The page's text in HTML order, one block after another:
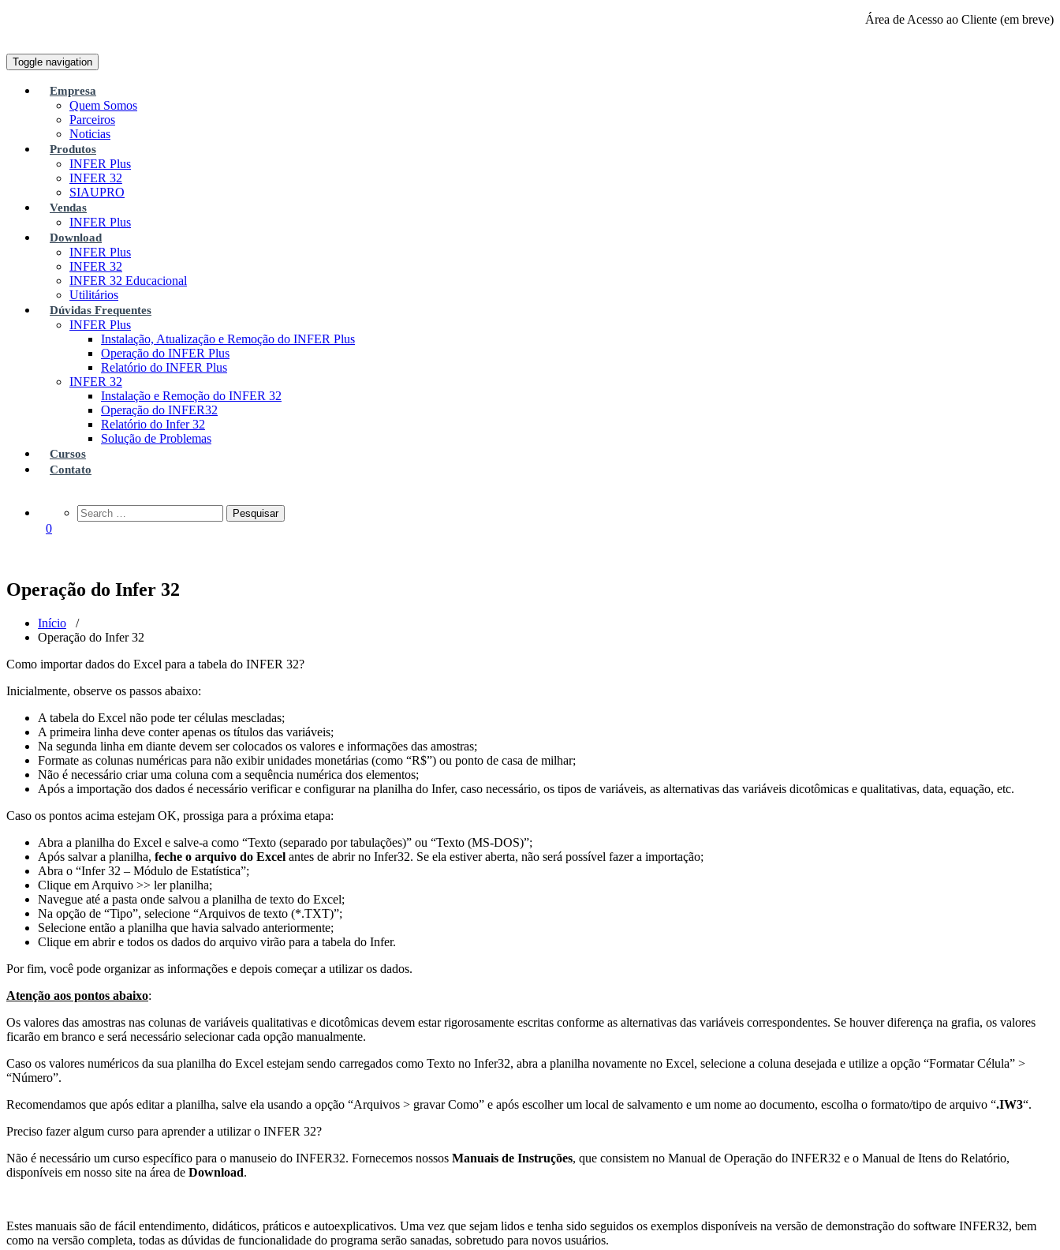
Área de Acesso ao Cliente (em breve)
Toggle navigation
Empresa
Quem Somos
Parceiros
Noticias
Produtos
INFER Plus
INFER 32
SIAUPRO
Vendas
INFER Plus
Download
INFER Plus
INFER 32
INFER 32 Educacional
Utilitários
Dúvidas Frequentes
INFER Plus
Instalação, Atualização e Remoção do INFER Plus
Operação do INFER Plus
Relatório do INFER Plus
INFER 32
Instalação e Remoção do INFER 32
Operação do INFER32
Relatório do Infer 32
Solução de Problemas
Cursos
Contato
0
Operação do Infer 32
Início /
Operação do Infer 32
Como importar dados do Excel para a tabela do INFER 32?
Inicialmente, observe os passos abaixo:
A tabela do Excel não pode ter células mescladas;
A primeira linha deve conter apenas os títulos das variáveis;
Na segunda linha em diante devem ser colocados os valores e informações das amostras;
Formate as colunas numéricas para não exibir unidades monetárias (como “R$”) ou ponto de casa de milhar;
Não é necessário criar uma coluna com a sequência numérica dos elementos;
Após a importação dos dados é necessário verificar e configurar na planilha do Infer, caso necessário, os tipos de variáveis, as alternativas das variáveis dicotômicas e qualitativas, data, equação, etc.
Caso os pontos acima estejam OK, prossiga para a próxima etapa:
Abra a planilha do Excel e salve-a como “Texto (separado por tabulações)” ou “Texto (MS-DOS)”;
Após salvar a planilha, feche o arquivo do Excel antes de abrir no Infer32. Se ela estiver aberta, não será possível fazer a importação;
Abra o “Infer 32 – Módulo de Estatística”;
Clique em Arquivo >> ler planilha;
Navegue até a pasta onde salvou a planilha de texto do Excel;
Na opção de “Tipo”, selecione “Arquivos de texto (*.TXT)”;
Selecione então a planilha que havia salvado anteriormente;
Clique em abrir e todos os dados do arquivo virão para a tabela do Infer.
Por fim, você pode organizar as informações e depois começar a utilizar os dados.
Atenção aos pontos abaixo:
Os valores das amostras nas colunas de variáveis qualitativas e dicotômicas devem estar rigorosamente escritas conforme as alternativas das variáveis correspondentes. Se houver diferença na grafia, os valores
ficarão em branco e será necessário selecionar cada opção manualmente.
Caso os valores numéricos da sua planilha do Excel estejam sendo carregados como Texto no Infer32, abra a planilha novamente no Excel, selecione a coluna desejada e utilize a opção “Formatar Célula” >
“Número”.
Recomendamos que após editar a planilha, salve ela usando a opção “Arquivos > gravar Como” e após escolher um local de salvamento e um nome ao documento, escolha o formato/tipo de arquivo “.IW3“.
Preciso fazer algum curso para aprender a utilizar o INFER 32?
Não é necessário um curso específico para o manuseio do INFER32. Fornecemos nossos Manuais de Instruções, que consistem no Manual de Operação do INFER32 e o Manual de Itens do Relatório,
disponíveis em nosso site na área de Download.
Estes manuais são de fácil entendimento, didáticos, práticos e autoexplicativos. Uma vez que sejam lidos e tenha sido seguidos os exemplos disponíveis na versão de demonstração do software INFER32, bem
como na versão completa, todas as dúvidas de funcionalidade do programa serão sanadas, sobretudo para novos usuários.